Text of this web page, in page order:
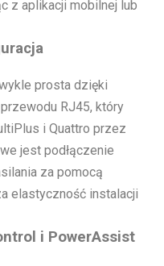
z aplikacji mobilnej lub
prosta dzięki
RJ45, który
i Quattro przez
jest podłączenie
za pomocą
elastyczność instalacji
i PowerAssist